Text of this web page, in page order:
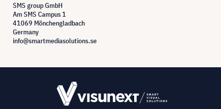
SMS group GmbH
Am SMS Campus 1
41069 Mönchengladbach
Germany
info@smartmediasolutions.se